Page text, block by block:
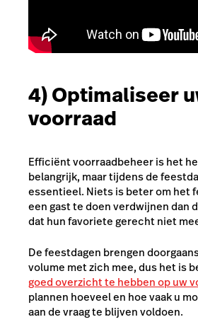
4) Optimaliseer
voorraad
Efficiënt voorraadbeheer is het
belangrijk, maar tijdens de
essentieel. Niets is beter om het
een gast te doen verdwijnen dan
dat hun favoriete gerecht niet
De feestdagen brengen
volume met zich mee, dus het is
goed overzicht te hebben op uw
plannen hoeveel en hoe vaak u
aan de vraag te blijven voldoen.